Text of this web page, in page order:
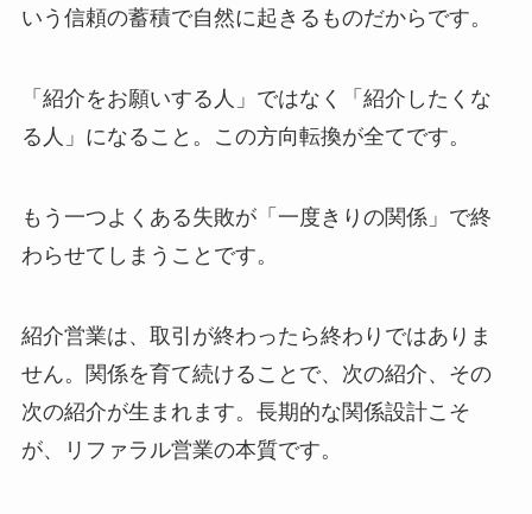
いう信頼の蓄積で自然に起きるものだからです。
「紹介をお願いする人」ではなく「紹介したくな
る人」になること。この方向転換が全てです。
もう一つよくある失敗が「一度きりの関係」で終
わらせてしまうことです。
紹介営業は、取引が終わったら終わりではありま
せん。関係を育て続けることで、次の紹介、その
次の紹介が生まれます。長期的な関係設計こそ
が、リファラル営業の本質です。